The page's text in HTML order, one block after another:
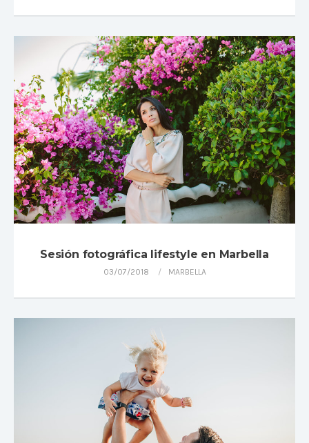
Sesión fotográfica lifestyle en Marbella
03/07/2018 MARBELLA